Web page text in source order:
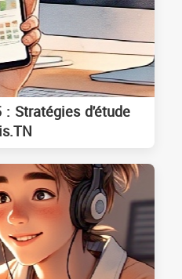
Stratégies d'étude